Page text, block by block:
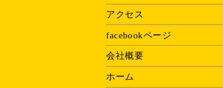
アクセス
facebookページ
会社概要
ホーム